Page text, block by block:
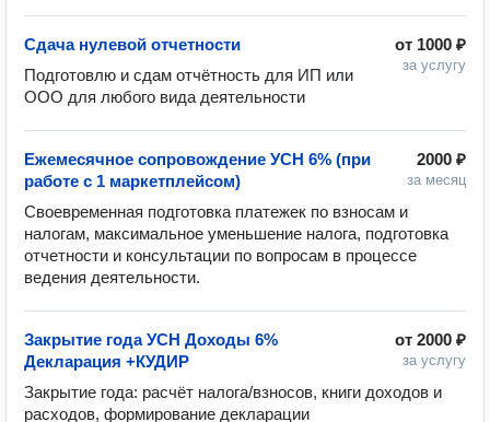
от 1000 ₽
за услугу
Сдача нулевой отчетности
Подготовлю и сдам отчётность для ИП или
ООО для любого вида деятельности
2000 ₽
за месяц
Ежемесячное сопровождение УСН 6% (при
работе с 1 маркетплейсом)
Своевременная подготовка платежек по взносам и
налогам, максимальное уменьшение налога, подготовка
отчетности и консультации по вопросам в процессе
ведения деятельности.
от 2000 ₽
за услугу
Закрытие года УСН Доходы 6%
Декларация +КУДИР
Закрытие года: расчёт налога/взносов, книги доходов и
расходов, формирование декларации